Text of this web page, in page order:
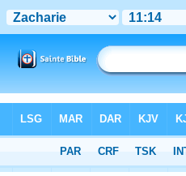
> Zechariah 11:14